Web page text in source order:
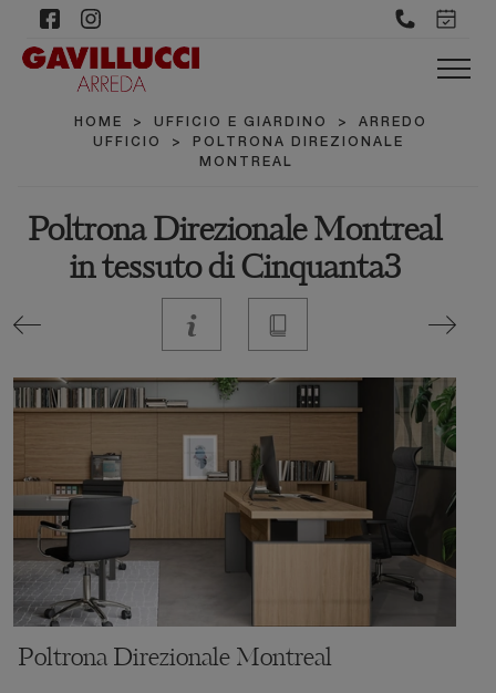
HOME > UFFICIO E GIARDINO >
ARREDO
UFFICIO
>
POLTRONA DIREZIONALE
MONTREAL
Poltrona Direzionale Montreal
in tessuto di Cinquanta3
Poltrona Direzionale Montreal